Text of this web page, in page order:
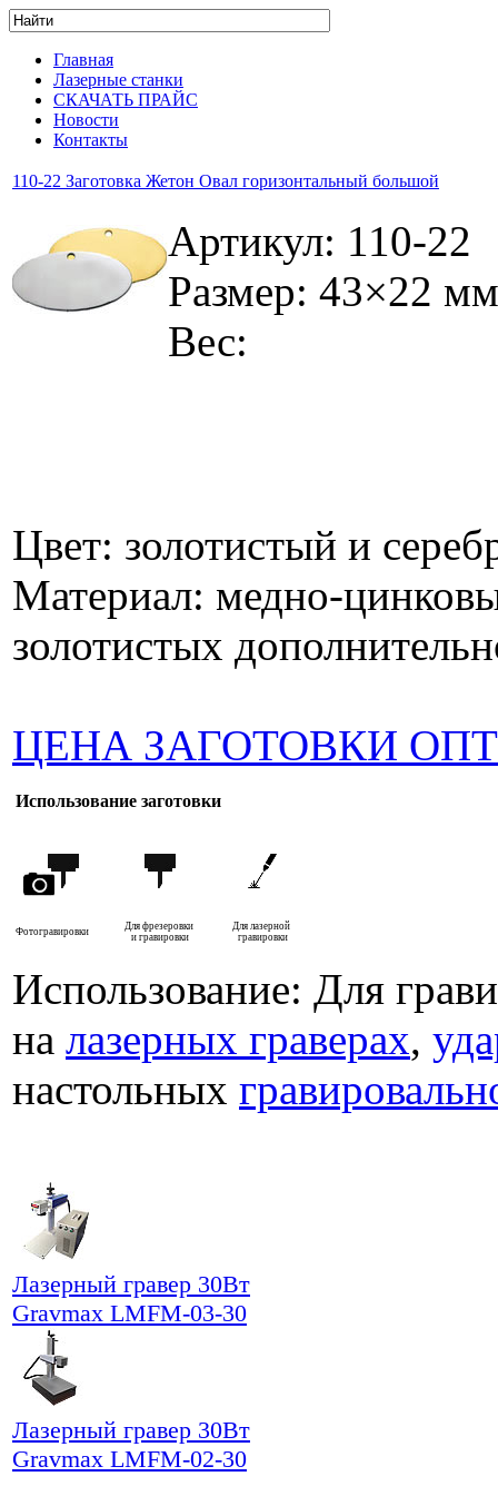
Главная
Лазерные станки
СКАЧАТЬ ПРАЙС
Новости
Контакты
110-22 Заготовка Жетон Овал горизонтальный большой
Артикул: 110-22
Размер: 43×22 мм
Вес:
Цвет: золотистый и
Материал: медно-
золотистых
ЦЕНА ЗАГОТОВКИ
Использование заготовки
Фотогравировки
Для фрезеровки
и гравировки
Для лазерной
гравировки
Использование: Для
на лазерных граверах,
настольных
Лазерный гравер 30Вт
Gravmax LMFM-03-30
Лазерный гравер 30Вт
Gravmax LMFM-02-30